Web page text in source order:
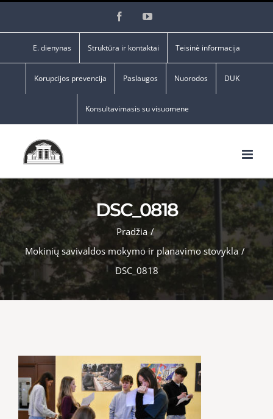
FacebookYouTube
E. dienynas Struktūra ir kontaktai Teisinė informacija
Korupcijos prevencija Paslaugos Nuorodos DUK
Konsultavimasis su visuomene
DSC_0818
Pradžia /
Mokinių savivaldos mokymo ir planavimo stovykla /
DSC_0818